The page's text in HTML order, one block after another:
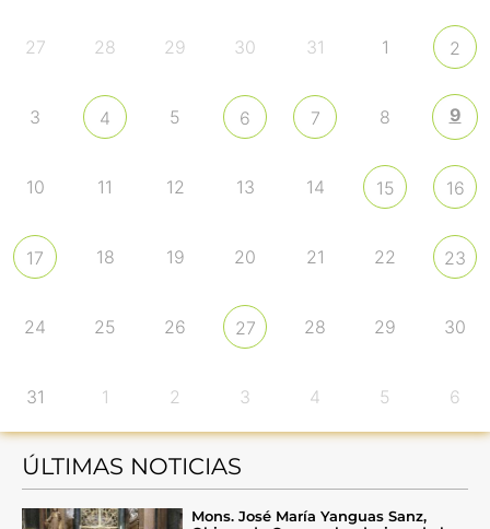
27 28 29 30 31 1 2
3 4 5 6 7 8 9
10 11 12 13 14 15 16
17 18 19 20 21 22 23
24 25 26 27 28 29 30
31 1 2 3 4 5 6
ÚLTIMAS NOTICIAS
Mons. José María Yanguas Sanz,